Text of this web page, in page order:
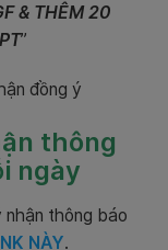
& THÊM 20
”
đồng ý
thông
ngày
thông báo
NÀY.